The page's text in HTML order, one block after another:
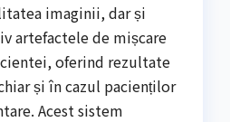
imaginii, dar și
artefactele de mișcare
oferind rezultate
și în cazul pacienților
Acest sistem